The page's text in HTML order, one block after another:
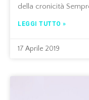
della cronicità
LEGGI TUTTO »
17 Aprile 2019